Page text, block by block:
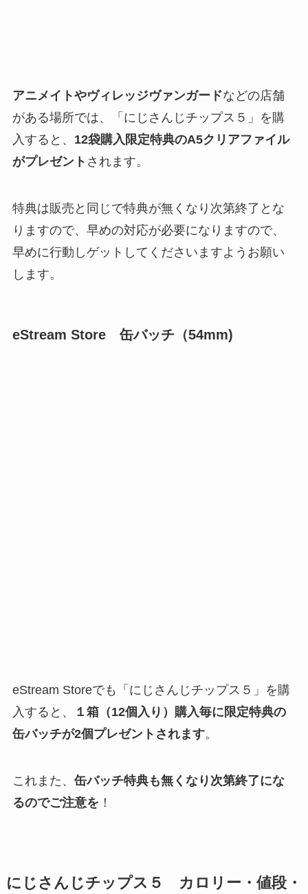
アニメイトやヴィレッジヴァンガードなどの店舗
がある場所では、「にじさんじチップス５」を購
入すると、 12袋購入限定特典のA5クリアファイル
がプレゼント されます。
特典は販売と同じで特典が無くなり次第終了とな
りますので、早めの対応が必要になりますので、
早めに行動しゲットしてくださいますようお願い
します。
eStream Store 缶バッチ（54mm)
eStream Storeでも「にじさんじチップス５」を購
入すると、
１箱（12個入り）購入毎に限定特典の
缶バッチが2個プレゼントされます。
これまた、 缶バッチ特典も無くなり次第終了にな
るのでご注意を ！
にじさんじチップス５ カロリー・値段・